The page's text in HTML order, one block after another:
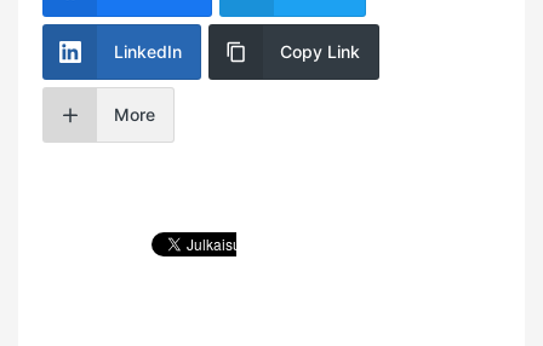
LinkedIn Copy Link
More